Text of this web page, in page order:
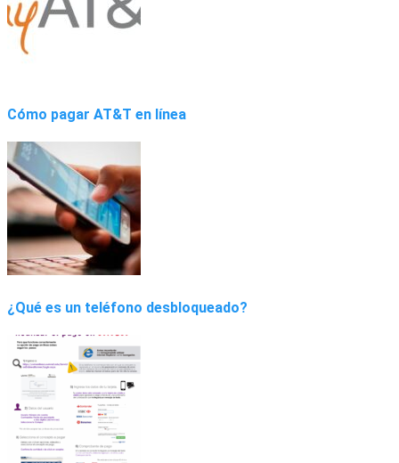
Cómo pagar AT&T en línea
¿Qué es un teléfono desbloqueado?